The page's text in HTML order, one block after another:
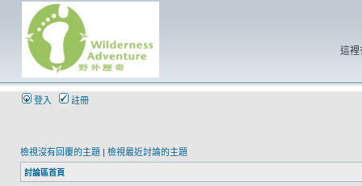
這裡
登入 註冊
檢視沒有回覆的主題 | 檢視最近討論的主題
討論區首頁